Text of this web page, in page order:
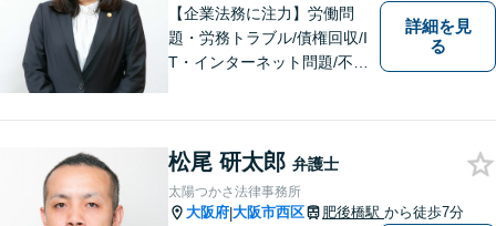
【企業法務に注力】労働問
題・労務トラブル/債権回収/I
T・インターネット問題/不動
おります。【地下鉄御堂筋線
「本町駅」22番出口1分】
【近隣駐車場多数】
詳細を見
る
松尾 研太郎 弁護士
太陽つかさ法律事務所
大阪府|大阪市西区 肥後橋駅 から徒歩7分